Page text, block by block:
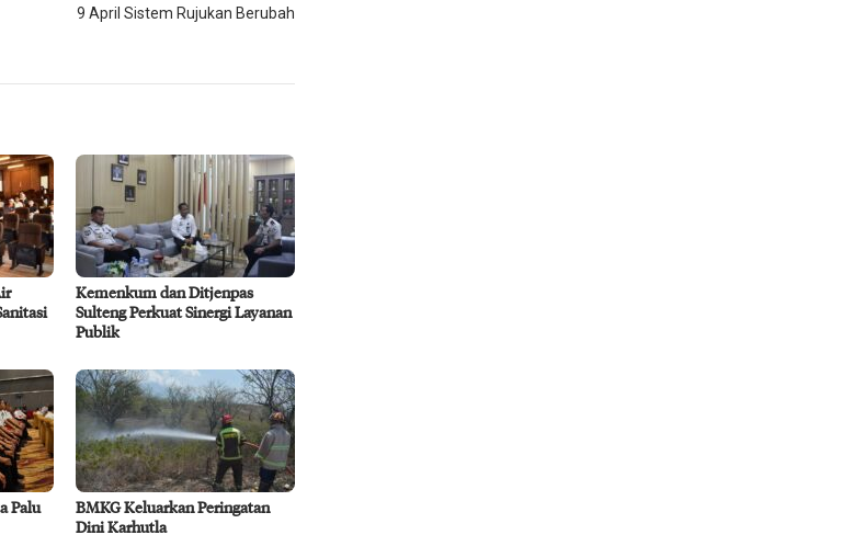
9 April Sistem Rujukan Berubah
Kemenkum dan Ditjenpas
Sulteng Perkuat Sinergi Layanan
Publik
Palu
BMKG Keluarkan Peringatan
Dini Karhutla